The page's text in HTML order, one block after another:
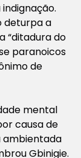
deturpa a
“ditadura do
paranoicos
de
mental
causa de
ambientada
Gbinigie.